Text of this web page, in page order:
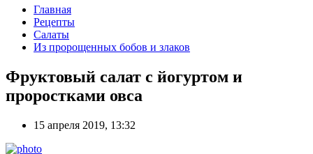
Главная
Рецепты
Салаты
Из пророщенных бобов и злаков
Фруктовый салат с йогуртом и
проростками овса
15 апреля 2019, 13:32